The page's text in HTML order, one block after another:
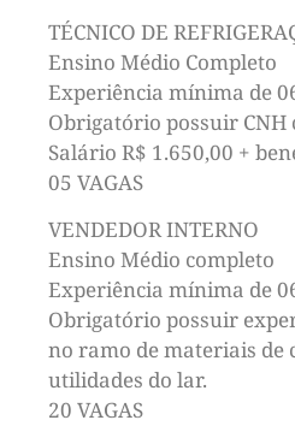
TÉCNICO DE
Ensino Médio Completo
Experiência mínima de
Obrigatório possuir CNH
Salário R$ 1.650,00 +
05 VAGAS
VENDEDOR INTERNO
Ensino Médio completo
Experiência mínima de
Obrigatório possuir
no ramo de materiais de
utilidades do lar.
20 VAGAS